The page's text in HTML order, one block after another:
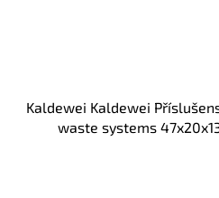
Kaldewei Kaldewei
waste systems